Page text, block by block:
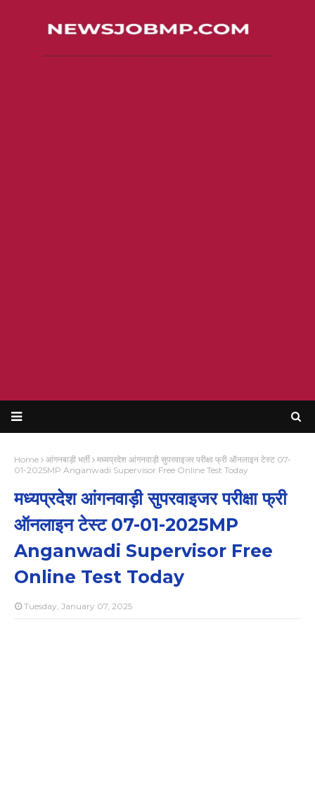
Home आंगनबाड़ी भर्ती
मध्यप्रदेश आंगनवाड़ी सुपरवाइजर परीक्षा फ्री ऑनलाइन टेस्ट 07-
01-2025MP Anganwadi Supervisor Free Online Test Today
मध्यप्रदेश आंगनवाड़ी सुपरवाइजर परीक्षा फ्री
ऑनलाइन टेस्ट 07-01-2025MP
Anganwadi Supervisor Free
Online Test Today
Tuesday, January 07, 2025